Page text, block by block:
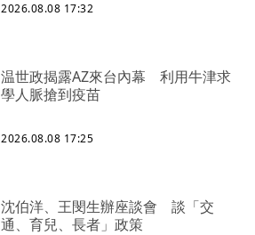
2026.08.08 17:32
温世政揭露AZ來台內幕 利用牛津求
學人脈搶到疫苗
2026.08.08 17:25
沈伯洋、王閔生辦座談會 談「交
通、育兒、長者」政策